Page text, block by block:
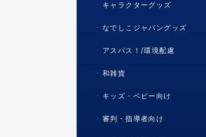
キャラクターグッズ
なでしこジャパングッズ
アスパス！/環境配慮
和雑貨
キッズ・ベビー向け
審判・指導者向け